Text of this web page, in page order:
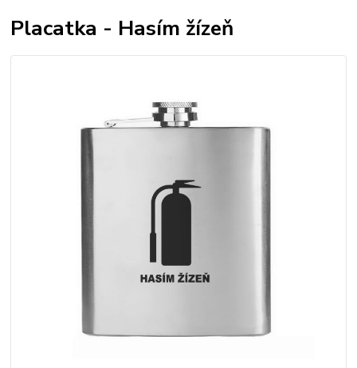
Placatka - Hasím žízeň